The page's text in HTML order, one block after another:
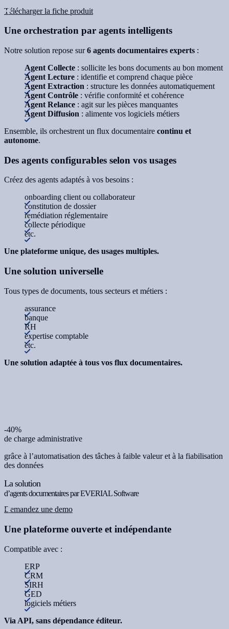
Télécharger la fiche produit
Une orchestration par agents intelligents
Notre solution repose sur6 agents documentaires experts :
Agent Collecte : sollicite les bons documents au bon moment
Agent Lecture : identifie et comprend chaque pièce
Agent Extraction : structure les données automatiquement
Agent Contrôle : vérifie conformité et cohérence
Agent Relance : agit sur les pièces manquantes
Agent Diffusion : alimente vos logiciels métiers
Ensemble, ils orchestrent un flux documentaire continu et
autonome.
Des agents configurables selon vos usages
Créez des agents adaptés à vos besoins :
onboarding client ou collaborateur
constitution de dossier
remédiation réglementaire
collecte périodique
etc.
Une plateforme unique, des usages multiples.
Une solution universelle
Tous types de documents, tous secteurs et métiers :
assurance
banque
RH
expertise comptable
etc.
Une solution adaptée à tous vos flux documentaires.
-40%
de charge administrative
grâce à l’automatisation des tâches à faible valeur et à la fiabilisation
des données
La solution
d’agents documentaires par EVERIAL Software
Demandez une demo
Une plateforme ouverte et indépendante
Compatible avec :
ERP
CRM
SIRH
GED
logiciels métiers
Via API, sans dépendance éditeur.